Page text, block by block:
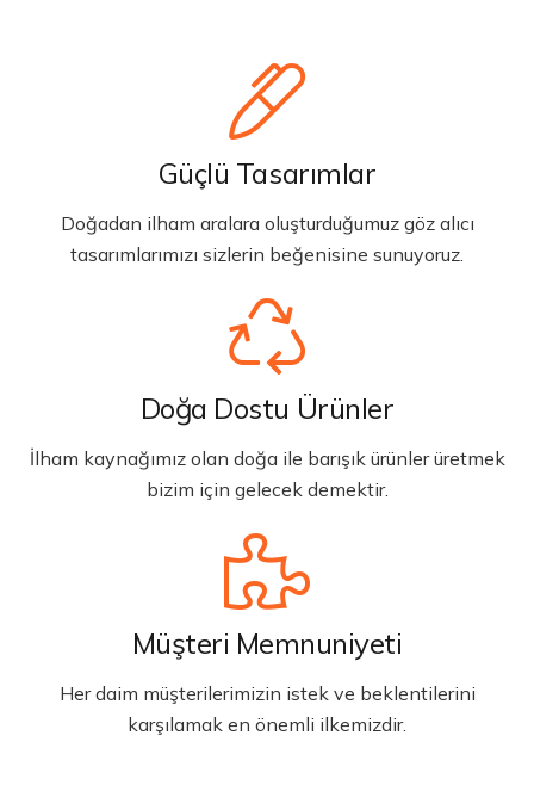
Güçlü Tasarımlar
Doğadan ilham aralara oluşturduğumuz göz alıcı
tasarımlarımızı sizlerin beğenisine sunuyoruz.
Doğa Dostu Ürünler
İlham kaynağımız olan doğa ile barışık ürünler üretmek
bizim için gelecek demektir.
Müşteri Memnuniyeti
Her daim müşterilerimizin istek ve beklentilerini
karşılamak en önemli ilkemizdir.